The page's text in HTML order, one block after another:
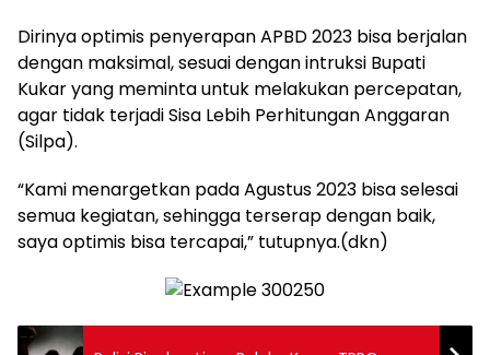
Dirinya optimis penyerapan APBD 2023 bisa berjalan
dengan maksimal, sesuai dengan intruksi Bupati
Kukar yang meminta untuk melakukan percepatan,
agar tidak terjadi Sisa Lebih Perhitungan Anggaran
(Silpa).
“Kami menargetkan pada Agustus 2023 bisa selesai
semua kegiatan, sehingga terserap dengan baik,
saya optimis bisa tercapai,” tutupnya.(dkn)